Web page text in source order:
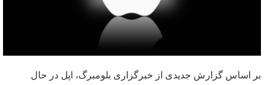
بر اساس گزارش جدیدی از خبرگزاری بلومبرگ، اپل در حال